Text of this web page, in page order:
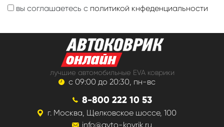
вы соглашаетесь с политикой кнфеденциальности
лучшие автомобильные EVA коврики
с 09:00 до 20:30, пн-вс
8-800 222 10 53
г. Москва, Щелковское шоссе, 100
info@avto-kovrik.ru